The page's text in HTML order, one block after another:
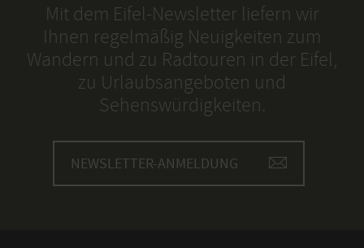
Mit dem Eifel-Newsletter liefern wir
Ihnen regelmäßig Neuigkeiten zum
Wandern und zu Radtouren in der Eifel,
zu Urlaubsangeboten und
Sehenswürdigkeiten.
NEWSLETTER-ANMELDUNG